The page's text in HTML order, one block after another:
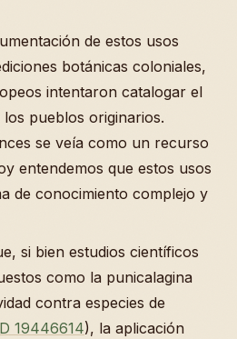
de estos usos
botánicas coloniales,
intentaron catalogar el
pueblos originarios.
se veía como un recurso
entendemos que estos usos
de conocimiento complejo y
si bien estudios científicos
como la punicalagina
contra especies de
19446614), la aplicación